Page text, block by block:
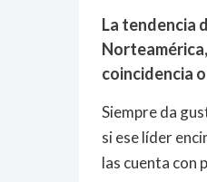
La tendencia
coincidencia
Siempre da
si ese líder
las cuenta con